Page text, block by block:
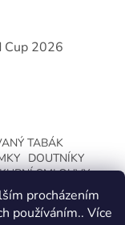
procházením
používáním.. Více
Cup 2026
TABÁK
DOUTNÍKY
SMLOUVY